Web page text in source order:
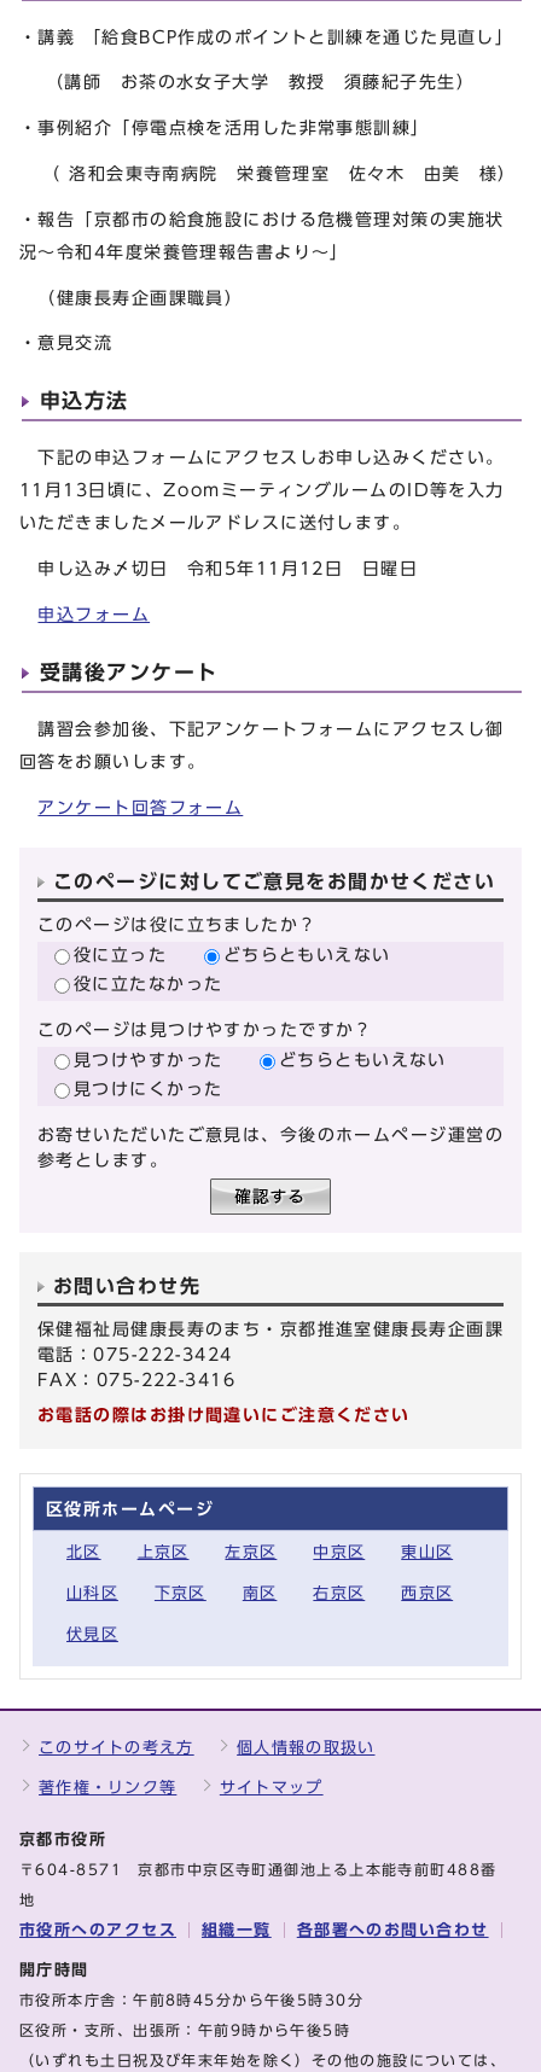
・講義 「給食BCP作成のポイントと訓練を通じた見直し」
（講師 お茶の水女子大学 教授 須藤紀子先生）
・事例紹介「停電点検を活用した非常事態訓練」
（ 洛和会東寺南病院 栄養管理室 佐々木 由美 様）
・報告「京都市の給食施設における危機管理対策の実施状
況～令和4年度栄養管理報告書より～」
（健康長寿企画課職員）
・意見交流
申込方法
下記の申込フォームにアクセスしお申し込みください。
11月13日頃に、ZoomミーティングルームのID等を入力
いただきましたメールアドレスに送付します。
申し込み〆切日 令和5年11月12日 日曜日
申込フォーム
受講後アンケート
講習会参加後、下記アンケートフォームにアクセスし御
回答をお願いします。
アンケート回答フォーム
このページに対してご意見をお聞かせください
このページは役に立ちましたか？
役に立った
どちらともいえない
役に立たなかった
このページは見つけやすかったですか？
見つけやすかった
どちらともいえない
見つけにくかった
お寄せいただいたご意見は、今後のホームページ運営の
参考とします。
お問い合わせ先
保健福祉局健康長寿のまち・京都推進室健康長寿企画課
電話：075-222-3424
FAX：075-222-3416
お電話の際はお掛け間違いにご注意ください
区役所ホームページ
北区 上京区 左京区 中京区 東山区
山科区 下京区 南区 右京区 西京区
伏見区
このサイトの考え方 個人情報の取扱い
著作権・リンク等 サイトマップ
京都市役所
〒604-8571 京都市中京区寺町通御池上る上本能寺前町488番
地
市役所へのアクセス 組織一覧 各部署へのお問い合わせ
開庁時間
市役所本庁舎：午前8時45分から午後5時30分
区役所・支所、出張所：午前9時から午後5時
（いずれも土日祝及び年末年始を除く）その他の施設については、